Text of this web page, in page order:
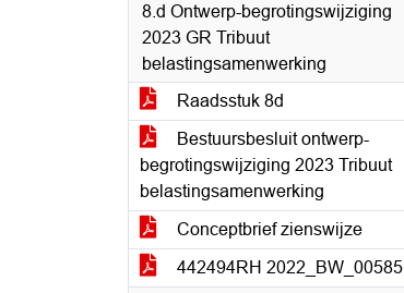
8.d Ontwerp-begrotingswijziging
2023 GR Tribuut
belastingsamenwerking
Raadsstuk 8d
Bestuursbesluit ontwerp-
begrotingswijziging 2023 Tribuut
belastingsamenwerking
Conceptbrief zienswijze
442494RH 2022_BW_00585